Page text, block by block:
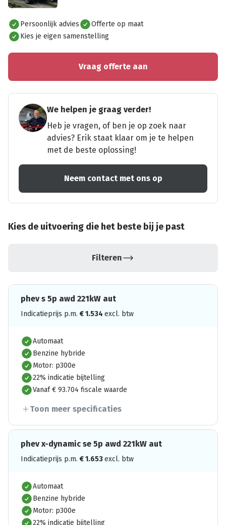
Alles bekijken
Persoonlijk advies
Offerte op maat
Kies je eigen samenstelling
Vraag offerte aan
We helpen je graag verder!
Heb je vragen, of ben je op zoek naar
advies? Erik staat klaar om je te helpen
met de beste oplossing!
Neem contact met ons op
Kies de uitvoering die het beste bij je past
Filteren
phev s 5p awd 221kW aut
Indicatieprijs p.m. €1.534 excl. btw
Automaat
Benzine hybride
Motor: p300e
22% indicatie bijtelling
Vanaf € 93.704 fiscale waarde
Toon meer specificaties
phev x-dynamic se 5p awd 221kW aut
Indicatieprijs p.m. €1.653excl. btw
Automaat
Benzine hybride
Motor: p300e
22% indicatie bijtelling